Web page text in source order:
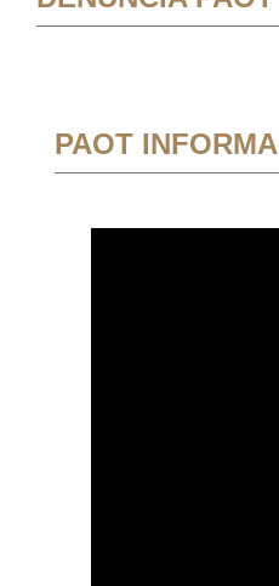
PAOT INFORMA